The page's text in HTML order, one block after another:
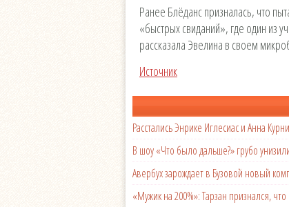
Ранее Блёданс призналась, что
«быстрых свиданий», где один из
рассказала Эвелина в своем
Источник
Расстались Энрике Иглесиас и Анна
В шоу «Что было дальше?» грубо
Авербух зарождает в Бузовой новый
«Мужик на 200%»: Тарзан признался,